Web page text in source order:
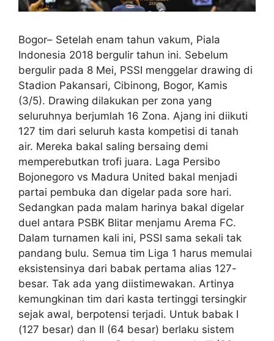
Bogor– Setelah enam tahun vakum, Piala
Indonesia 2018 bergulir tahun ini. Sebelum
bergulir pada 8 Mei, PSSI menggelar drawing di
Stadion Pakansari, Cibinong, Bogor, Kamis
(3/5). Drawing dilakukan per zona yang
seluruhnya berjumlah 16 Zona. Ajang ini diikuti
127 tim dari seluruh kasta kompetisi di tanah
air. Mereka bakal saling bersaing demi
memperebutkan trofi juara. Laga Persibo
Bojonegoro vs Madura United bakal menjadi
partai pembuka dan digelar pada sore hari.
Sedangkan pada malam harinya bakal digelar
duel antara PSBK Blitar menjamu Arema FC.
Dalam turnamen kali ini, PSSI sama sekali tak
pandang bulu. Semua tim Liga 1 harus memulai
eksistensinya dari babak pertama alias 127-
besar. Tak ada yang diistimewakan. Artinya
kemungkinan tim dari kasta tertinggi tersingkir
sejak awal, berpotensi terjadi. Untuk babak I
(127 besar) dan II (64 besar) berlaku sistem